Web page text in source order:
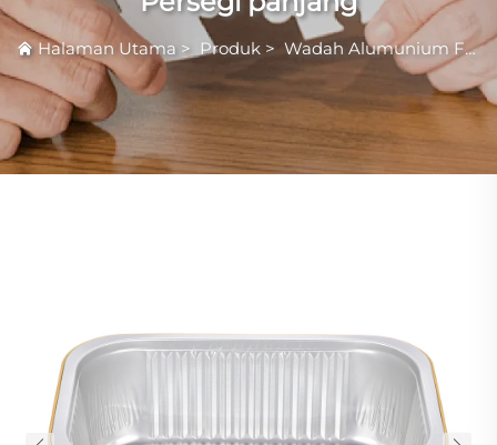
Halaman Utama > Produk > Wadah Alumunium Foil Smoothwall